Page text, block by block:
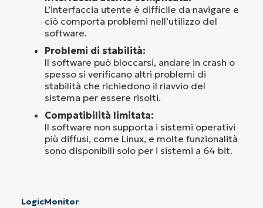
L’interfaccia utente è difficile da navigare e
ciò comporta problemi nell’utilizzo del
software.
Problemi di stabilità:
Il software può bloccarsi, andare in crash o
spesso si verificano altri problemi di
stabilità che richiedono il riavvio del
sistema per essere risolti.
Compatibilità limitata:
Il software non supporta i sistemi operativi
più diffusi, come Linux, e molte funzionalità
sono disponibili solo per i sistemi a 64 bit.
LogicMonitor